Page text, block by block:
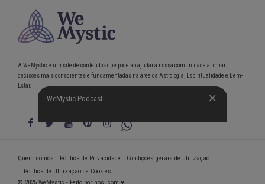
WeMystic Podcast
A WeMystic é um site de conteúdos que poderão ajudar a nossa comunidade a tomar
decisões mais conscientes e fundamentadas na área da Astrologia, Espiritualidade e Bem-
Estar.
WeMystic Podcast
Quem somos Política de Privacidade
Condições gerais de utilização
Política de Utilização de Cookies
© 2025 WeMystic - Feito por nós, com ♥